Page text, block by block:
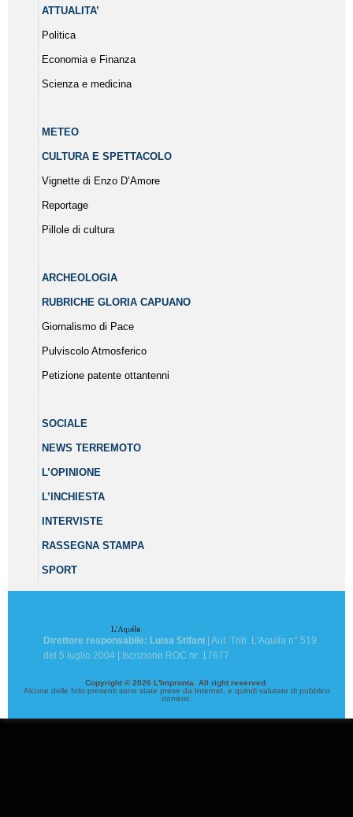
ATTUALITA’
Politica
Economia e Finanza
Scienza e medicina
METEO
CULTURA E SPETTACOLO
Vignette di Enzo D’Amore
Reportage
Pillole di cultura
ARCHEOLOGIA
RUBRICHE GLORIA CAPUANO
Giornalismo di Pace
Pulviscolo Atmosferico
Petizione patente ottantenni
SOCIALE
NEWS TERREMOTO
L’OPINIONE
L’INCHIESTA
INTERVISTE
RASSEGNA STAMPA
SPORT
Direttore responsabile: Luisa Stifani | Aut. Trib. L'Aquila n° 519
del 5 luglio 2004 | Iscrizione ROC nr. 17677
Copyright © 2026 L'Impronta. All right reserved.
Alcune delle foto presenti sono state prese da Internet, e quindi valutate di pubblico
dominio.